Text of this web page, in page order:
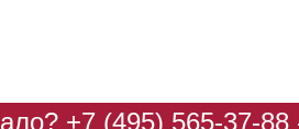
+7 (495) 565-37-